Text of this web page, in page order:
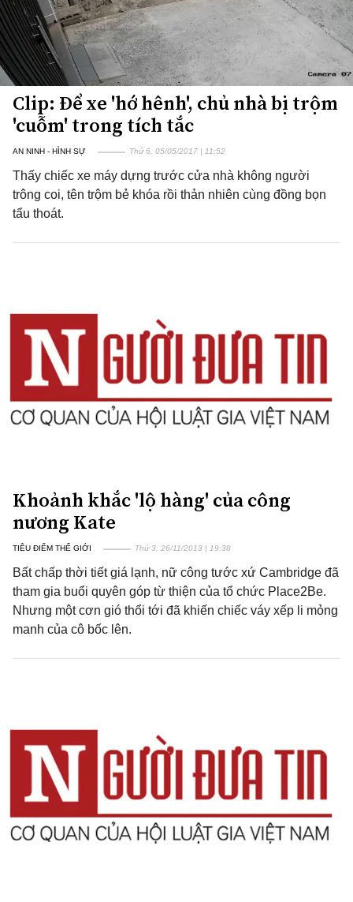
Clip: Để xe 'hớ hênh', chủ nhà bị trộm
'cuỗm' trong tích tắc
AN NINH - HÌNH SỰ Thứ 6, 05/05/2017 | 11:52
Thấy chiếc xe máy dựng trước cửa nhà không người
trông coi, tên trộm bẻ khóa rồi thản nhiên cùng đồng bọn
tẩu thoát.
Khoảnh khắc 'lộ hàng' của công
nương Kate
TIÊU ĐIỂM THẾ GIỚI Thứ 3, 26/11/2013 | 19:38
Bất chấp thời tiết giá lạnh, nữ công tước xứ Cambridge đã
tham gia buổi quyên góp từ thiện của tổ chức Place2Be.
Nhưng một cơn gió thổi tới đã khiến chiếc váy xếp li mỏng
manh của cô bốc lên.